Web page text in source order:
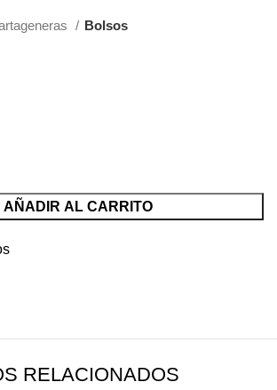
Bolsos
AÑADIR AL CARRITO
RELACIONADOS